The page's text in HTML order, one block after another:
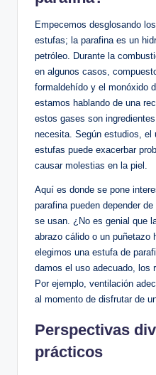
Empecemos desglosando
estufas; la parafina es un
petróleo. Durante la
en algunos ‌casos,
formaldehído y ⁢el monóxido‌
estamos hablando de una
estos gases ‌son​
necesita. Según estudios, el
estufas puede exacerbar
‍causar molestias en la piel.
Aquí es donde‌ se pone
parafina pueden depender
se usan. ¿No es genial ‍que
abrazo cálido o‌ un puñetazo
elegimos una estufa‍ de
damos el uso‌ adecuado, los
Por ejemplo, ventilación
al momento de disfrutar de
Perspectivas⁤
prácticos